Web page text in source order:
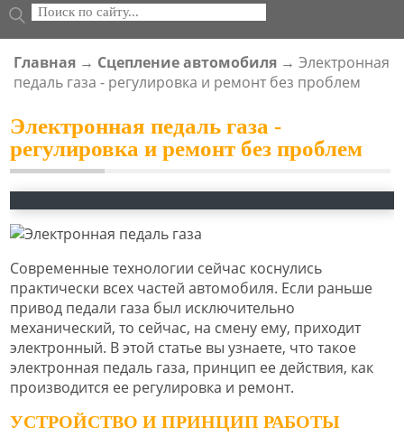
ФОРМА ПОИСКА
Поиск
ВЫ ЗДЕСЬ
Главная → Сцепление автомобиля → Электронная
педаль газа - регулировка и ремонт без проблем
Электронная педаль газа -
регулировка и ремонт без проблем
Современные технологии сейчас коснулись
практически всех частей автомобиля. Если раньше
привод педали газа был исключительно
механический, то сейчас, на смену ему, приходит
электронный. В этой статье вы узнаете, что такое
электронная педаль газа, принцип ее действия, как
производится ее регулировка и ремонт.
УСТРОЙСТВО И ПРИНЦИП РАБОТЫ